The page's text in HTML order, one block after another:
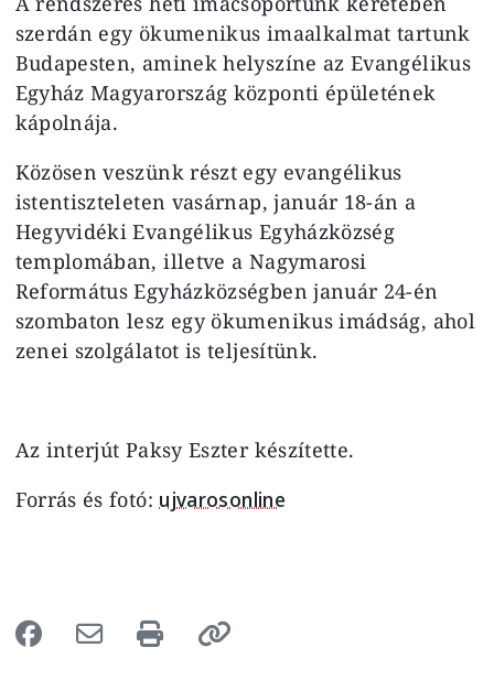
szerdán egy ökumenikus imaalkalmat tartunk
Budapesten, aminek helyszíne az Evangélikus
Egyház Magyarország központi épületének
kápolnája.
Közösen veszünk részt egy evangélikus
istentiszteleten vasárnap, január 18-án a
Hegyvidéki Evangélikus Egyházközség
templomában, illetve a Nagymarosi
Református Egyházközségben január 24-én
szombaton lesz egy ökumenikus imádság, ahol
zenei szolgálatot is teljesítünk.
Az interjút Paksy Eszter készítette.
Forrás és fotó: ujvarosonline